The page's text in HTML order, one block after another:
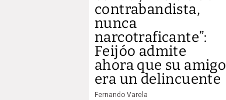
contrabandista,
nunca
narcotraficante”:
Feijóo admite
ahora que su amigo
era un delincuente
Fernando Varela